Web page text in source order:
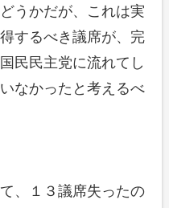
うかだが、これは実
するべき議席が、完
民民主党に流れてし
なかったと考えるべ
、１３議席失ったの